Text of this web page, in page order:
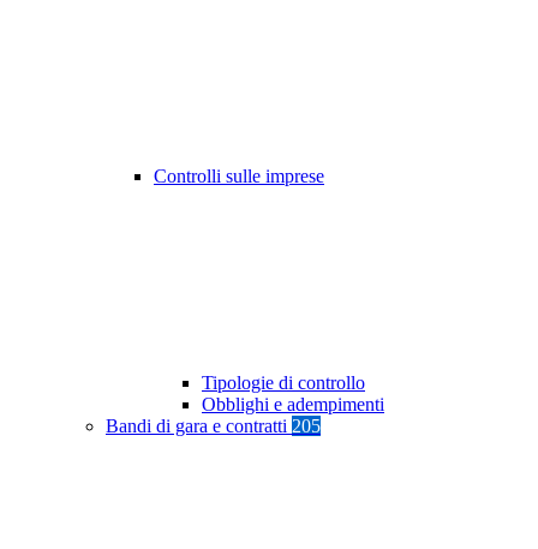
Controlli sulle imprese
Tipologie di controllo
Obblighi e adempimenti
Bandi di gara e contratti 205